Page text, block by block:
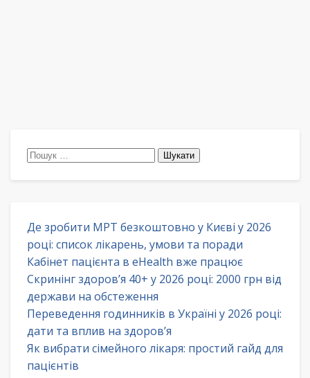
Пошук:
Де зробити МРТ безкоштовно у Києві у 2026
році: список лікарень, умови та поради
Кабінет пацієнта в eHealth вже працює
Скринінг здоров’я 40+ у 2026 році: 2000 грн від
держави на обстеження
Переведення годинників в Україні у 2026 році:
дати та вплив на здоров’я
Як вибрати сімейного лікаря: простий гайд для
пацієнтів